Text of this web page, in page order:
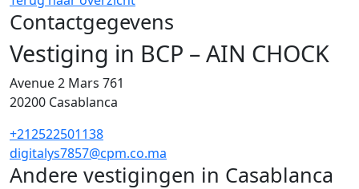
Contactgegevens
Vestiging in BCP – AIN CHOCK
Avenue 2 Mars 761
20200 Casablanca
+212522501138
digitalys7857@cpm.co.ma
Andere vestigingen in Casablanca